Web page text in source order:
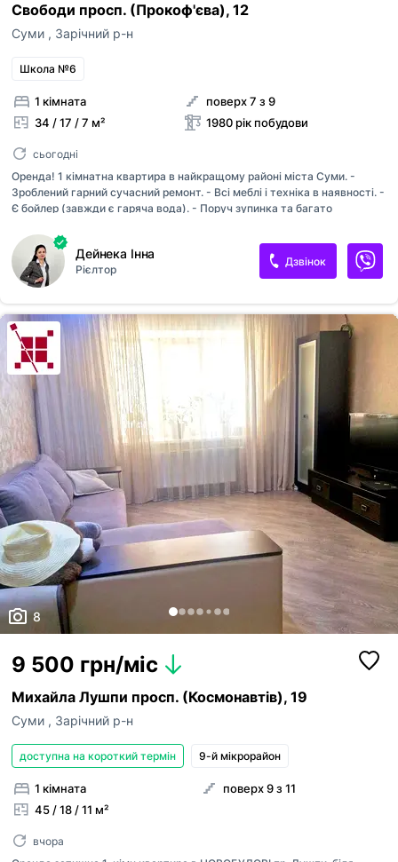
Свободи просп. (Прокоф'єва), 12
Суми , Зарічний р-н
Школа №6
1 кімната
34 / 17 / 7 м²
поверх 7 з 9
1980 рік побудови
сьогодні
Оренда! 1 кімнатна квартира в найкращому районі міста Суми. -
Зроблений гарний сучасний ремонт. - Всі меблі і техніка в наявності. -
Є бойлер (завжди є гаряча вода). - Поруч зупинка та багато
Дейнека Інна
Рієлтор
Дзвінок
8
9 500 грн/міс
Михайла Лушпи просп. (Космонавтів), 19
Суми , Зарічний р-н
доступна на короткий термін 9-й мікрорайон
1 кімната
45 / 18 / 11 м²
поверх 9 з 11
вчора